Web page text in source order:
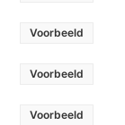
Voorbeeld
Voorbeeld
Voorbeeld